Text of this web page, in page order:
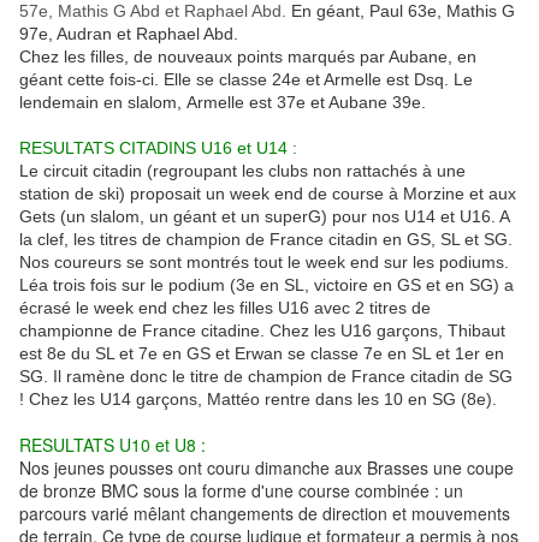
57e, Mathis G Abd et Raphael Abd. En géant, Paul 63e, Mathis G
97e, Audran et Raphael Abd.
Chez les filles, de nouveaux points marqués par Aubane, en
géant cette fois-ci. Elle se classe 24e et Armelle est Dsq. Le
lendemain en slalom, Armelle est 37e et Aubane 39e.
RESULTATS CITADINS U16 et U14 :
Le circuit citadin (regroupant les clubs non rattachés à une
station de ski) proposait un week end de course à Morzine et aux
Gets (un slalom, un géant et un superG) pour nos U14 et U16. A
la clef, les titres de champion de France citadin en GS, SL et SG.
Nos coureurs se sont montrés tout le week end sur les podiums.
Léa trois fois sur le podium (3e en SL, victoire en GS et en SG) a
écrasé le week end chez les filles U16 avec 2 titres de
championne de France citadine. Chez les U16 garçons, Thibaut
est 8e du SL et 7e en GS et Erwan se classe 7e en SL et 1er en
SG. Il ramène donc le titre de champion de France citadin de SG
! Chez les U14 garçons, Mattéo rentre dans les 10 en SG (8e).
RESULTATS U10 et U8 :
Nos jeunes pousses ont couru dimanche aux Brasses une coupe
de bronze BMC sous la forme d'une course combinée : un
parcours varié mêlant changements de direction et mouvements
de terrain. Ce type de course ludique et formateur a permis à nos